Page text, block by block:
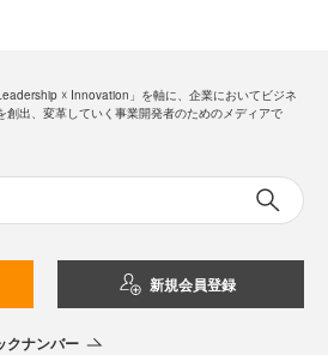
☓ Innovation」を軸に、企業においてビジネ
創出、変革していく事業開発者のためのメディアで
新規会員登録
クナンバー